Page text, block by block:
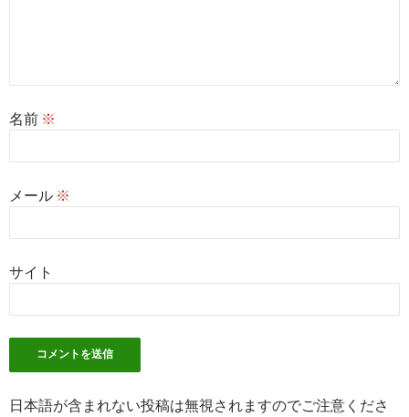
名前 ※
メール ※
サイト
日本語が含まれない投稿は無視されますのでご注意くださ